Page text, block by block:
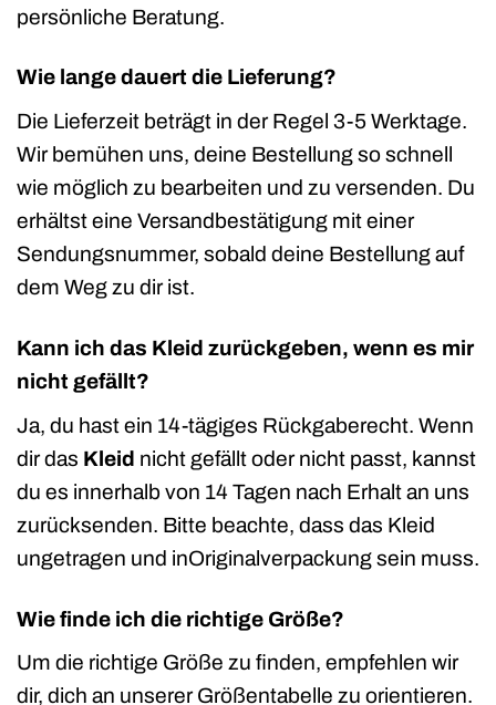
persönliche Beratung.
Wie lange dauert die Lieferung?
Die Lieferzeit beträgt in der Regel 3-5 Werktage.
Wir bemühen uns, deine Bestellung so schnell
wie möglich zu bearbeiten und zu versenden. Du
erhältst eine Versandbestätigung mit einer
Sendungsnummer, sobald deine Bestellung auf
dem Weg zu dir ist.
Kann ich das Kleid zurückgeben, wenn es mir
nicht gefällt?
Ja, du hast ein 14-tägiges Rückgaberecht. Wenn
dir das Kleid nicht gefällt oder nicht passt, kannst
du es innerhalb von 14 Tagen nach Erhalt an uns
zurücksenden. Bitte beachte, dass das Kleid
ungetragen und inOriginalverpackung sein muss.
Wie finde ich die richtige Größe?
Um die richtige Größe zu finden, empfehlen wir
dir, dich an unserer Größentabelle zu orientieren.